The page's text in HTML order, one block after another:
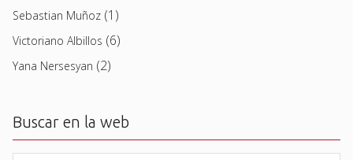
Sebastian Muñoz (1)
Victoriano Albillos (6)
Yana Nersesyan (2)
Buscar en la web